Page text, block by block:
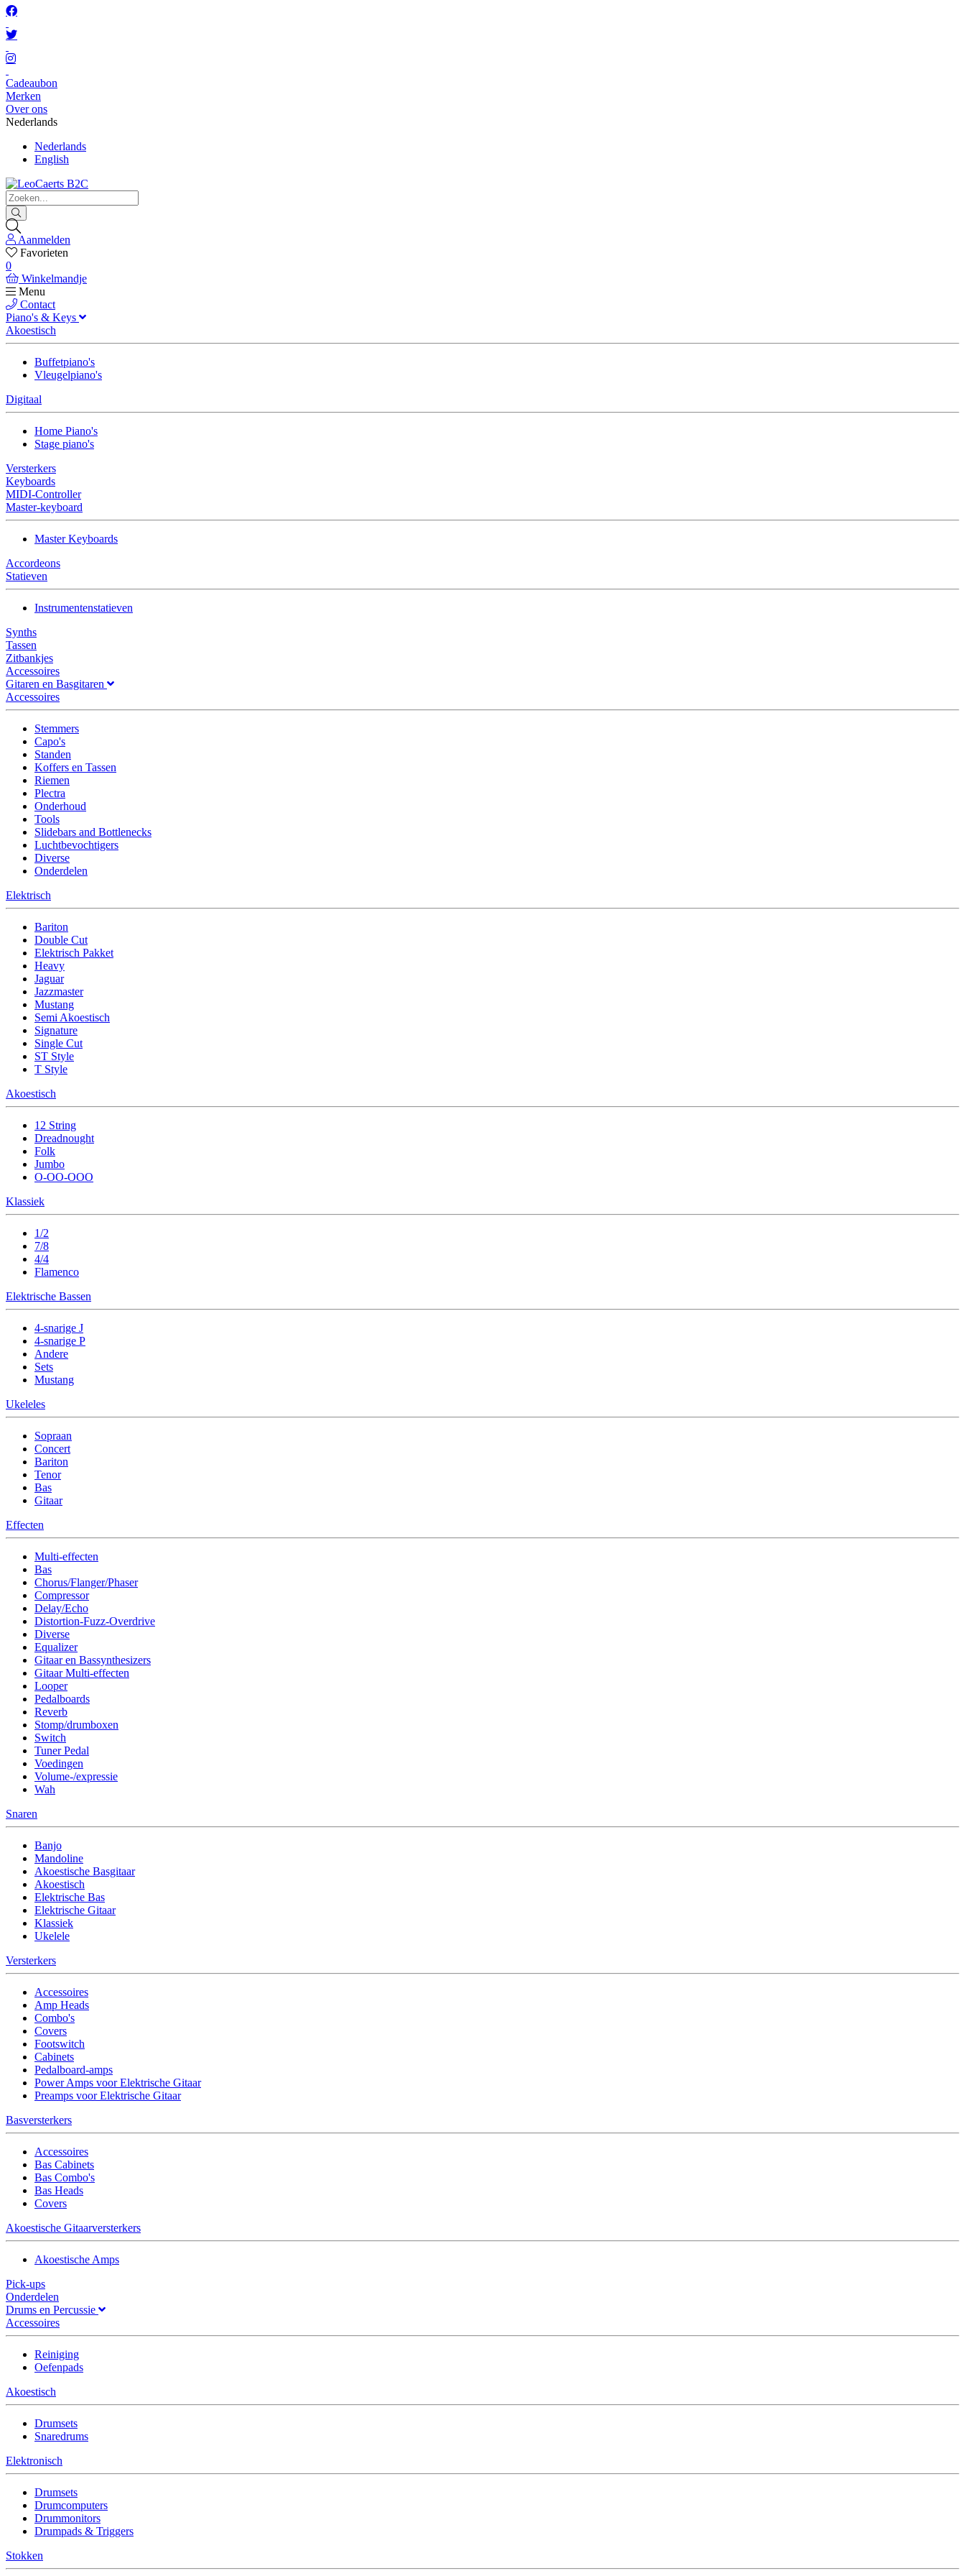
Cadeaubon
Merken
Over ons
Nederlands
Nederlands
English
Aanmelden
Favorieten
0
Winkelmandje
Menu
Contact
Piano's & Keys
Akoestisch
Buffetpiano's
Vleugelpiano's
Digitaal
Home Piano's
Stage piano's
Versterkers
Keyboards
MIDI-Controller
Master-keyboard
Master Keyboards
Accordeons
Statieven
Instrumentenstatieven
Synths
Tassen
Zitbankjes
Accessoires
Gitaren en Basgitaren
Accessoires
Stemmers
Capo's
Standen
Koffers en Tassen
Riemen
Plectra
Onderhoud
Tools
Slidebars and Bottlenecks
Luchtbevochtigers
Diverse
Onderdelen
Elektrisch
Bariton
Double Cut
Elektrisch Pakket
Heavy
Jaguar
Jazzmaster
Mustang
Semi Akoestisch
Signature
Single Cut
ST Style
T Style
Akoestisch
12 String
Dreadnought
Folk
Jumbo
O-OO-OOO
Klassiek
1/2
7/8
4/4
Flamenco
Elektrische Bassen
4-snarige J
4-snarige P
Andere
Sets
Mustang
Ukeleles
Sopraan
Concert
Bariton
Tenor
Bas
Gitaar
Effecten
Multi-effecten
Bas
Chorus/Flanger/Phaser
Compressor
Delay/Echo
Distortion-Fuzz-Overdrive
Diverse
Equalizer
Gitaar en Bassynthesizers
Gitaar Multi-effecten
Looper
Pedalboards
Reverb
Stomp/drumboxen
Switch
Tuner Pedal
Voedingen
Volume-/expressie
Wah
Snaren
Banjo
Mandoline
Akoestische Basgitaar
Akoestisch
Elektrische Bas
Elektrische Gitaar
Klassiek
Ukelele
Versterkers
Accessoires
Amp Heads
Combo's
Covers
Footswitch
Cabinets
Pedalboard-amps
Power Amps voor Elektrische Gitaar
Preamps voor Elektrische Gitaar
Basversterkers
Accessoires
Bas Cabinets
Bas Combo's
Bas Heads
Covers
Akoestische Gitaarversterkers
Akoestische Amps
Pick-ups
Onderdelen
Drums en Percussie
Accessoires
Reiniging
Oefenpads
Akoestisch
Drumsets
Snaredrums
Elektronisch
Drumsets
Drumcomputers
Drummonitors
Drumpads & Triggers
Stokken